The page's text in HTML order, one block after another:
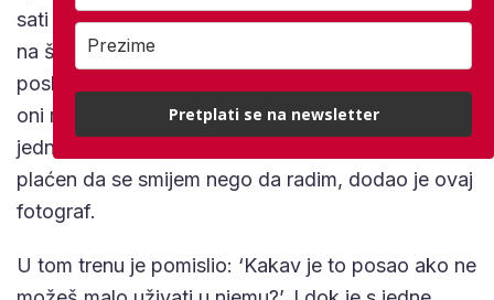
sati ujutro. U jednom sam trenu zijevnuo u smjeni
na što su mi prigovarali da mi je dosadno na
poslu. Pojasnio sam im da sam umoran, na što su
oni rekli da je to moj privatni problem. Isto tako,
jednom sam se nasmijao pa su mi tvrdili da nisam
plaćen da se smijem nego da radim, dodao je ovaj
fotograf.
U tom trenu je pomislio: ‘Kakav je to posao ako ne
Pretplati se na newsletter